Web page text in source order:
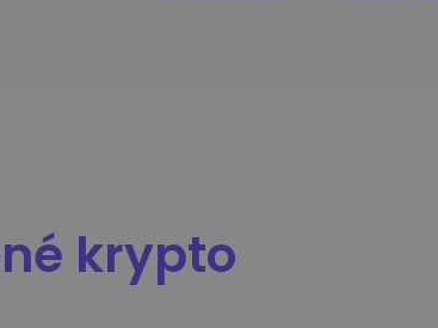
krypto